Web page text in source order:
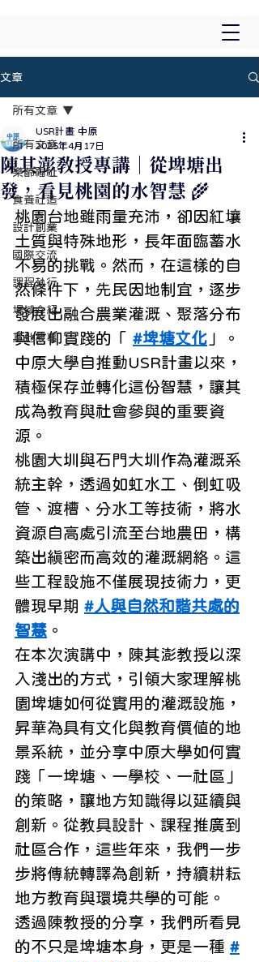
文章
所有文章
樂齡福祉
食養社造
設計創業
國際交流
課程執行
場域介紹
其他故事
所有文章
陳其澎教授專講｜從埤塘出
發，看見桃園的水智慧 🌾
USR計畫 中原
2025年4月17日
桃園台地雖雨量充沛，卻因紅壤
土質與特殊地形，長年面臨蓄水
不易的挑戰。然而，在這樣的自
然條件下，先民因地制宜，逐步
發展出融合農業灌溉、聚落分布
與信仰實踐的「 #埤塘文化 」。
中原大學自推動USR計畫以來，
積極保存並轉化這份智慧，讓其
成為教育與社會參與的重要資
源。
桃園大圳與石門大圳作為灌溉系
統主幹，透過如虹水工、倒虹吸
管、渡槽、分水工等技術，將水
資源自高處引流至台地農田，構
築出縝密而高效的灌溉網絡。這
些工程設施不僅展現技術力，更
體現早期 #人與自然和諧共處的
智慧 。
在本次演講中，陳其澎教授以深
入淺出的方式，引領大家理解桃
園埤塘如何從實用的灌溉設施，
昇華為具有文化與教育價值的地
景系統，並分享中原大學如何實
踐「一埤塘、一學校、一社區」
的策略，讓地方知識得以延續與
創新。從教具設計、課程推廣到
社區合作，這些年來，我們一步
步將傳統轉譯為創新，持續耕耘
地方教育與環境共學的可能。
透過陳教授的分享，我們所看見
的不只是埤塘本身，更是一種 #